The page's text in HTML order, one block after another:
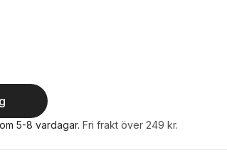
5-8 vardagar. Fri frakt över 249 kr.